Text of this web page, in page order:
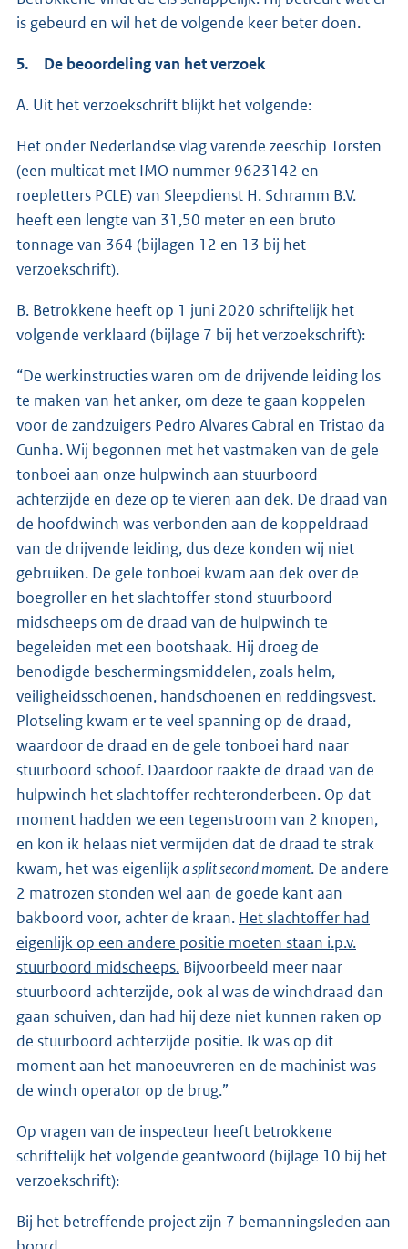
is gebeurd en wil het de volgende keer beter doen.
5. De beoordeling van het verzoek
A. Uit het verzoekschrift blijkt het volgende:
Het onder Nederlandse vlag varende zeeschip Torsten
(een multicat met IMO nummer 9623142 en
roepletters PCLE) van Sleepdienst H. Schramm B.V.
heeft een lengte van 31,50 meter en een bruto
tonnage van 364 (bijlagen 12 en 13 bij het
verzoekschrift).
B. Betrokkene heeft op 1 juni 2020 schriftelijk het
volgende verklaard (bijlage 7 bij het verzoekschrift):
“De werkinstructies waren om de drijvende leiding los
te maken van het anker, om deze te gaan koppelen
voor de zandzuigers Pedro Alvares Cabral en Tristao da
Cunha. Wij begonnen met het vastmaken van de gele
tonboei aan onze hulpwinch aan stuurboord
achterzijde en deze op te vieren aan dek. De draad van
de hoofdwinch was verbonden aan de koppeldraad
van de drijvende leiding, dus deze konden wij niet
gebruiken. De gele tonboei kwam aan dek over de
boegroller en het slachtoffer stond stuurboord
midscheeps om de draad van de hulpwinch te
begeleiden met een bootshaak. Hij droeg de
benodigde beschermingsmiddelen, zoals helm,
veiligheidsschoenen, handschoenen en reddingsvest.
Plotseling kwam er te veel spanning op de draad,
waardoor de draad en de gele tonboei hard naar
stuurboord schoof. Daardoor raakte de draad van de
hulpwinch het slachtoffer rechteronderbeen. Op dat
moment hadden we een tegenstroom van 2 knopen,
en kon ik helaas niet vermijden dat de draad te strak
kwam, het was eigenlijka split second moment. De andere
2 matrozen stonden wel aan de goede kant aan
bakboord voor, achter de kraan. Het slachtoffer had
eigenlijk op een andere positie moeten staan i.p.v.
stuurboord midscheeps. Bijvoorbeeld meer naar
stuurboord achterzijde, ook al was de winchdraad dan
gaan schuiven, dan had hij deze niet kunnen raken op
de stuurboord achterzijde positie. Ik was op dit
moment aan het manoeuvreren en de machinist was
de winch operator op de brug.”
Op vragen van de inspecteur heeft betrokkene
schriftelijk het volgende geantwoord (bijlage 10 bij het
verzoekschrift):
Bij het betreffende project zijn 7 bemanningsleden aan